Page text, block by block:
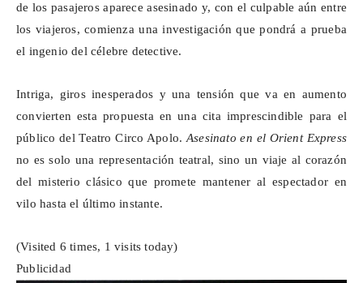
de los pasajeros aparece asesinado y, con el culpable aún entre
los viajeros, comienza una investigación que pondrá a prueba
el ingenio del célebre detective.
Intriga, giros inesperados y una tensión que va en aumento
convierten esta propuesta en una cita imprescindible para el
público del Teatro Circo Apolo. Asesinato en el OrientExpress
no es solo una representación teatral, sino un viaje al corazón
del misterio clásico que promete mantener al espectador en
vilo hasta el último instante.
(Visited 6 times, 1 visits today)
Publicidad